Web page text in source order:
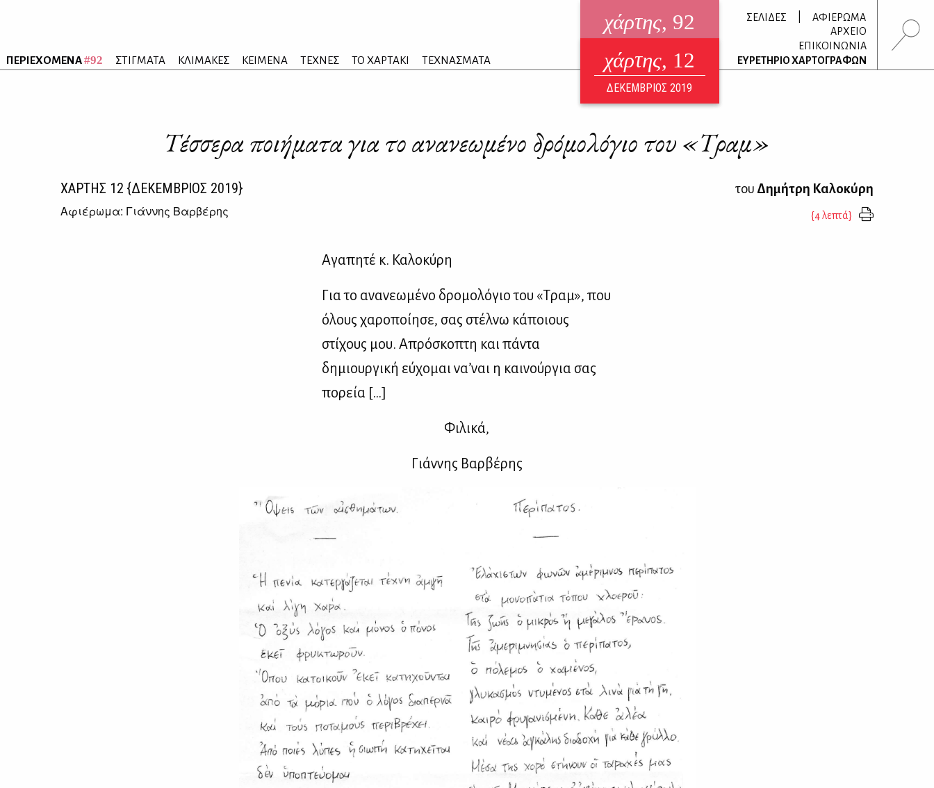
ΠΕΡΙΕΧΟΜΕΝΑ#92 ΣΤΙΓΜΑΤΑ ΚΛΙΜΑΚΕΣ ΚΕΙΜΕΝΑ ΤΕΧΝΕΣ ΤΟ ΧΑΡΤΑΚΙ ΤΕΧΝΑΣΜΑΤΑ
χάρτης, 92
ηλεκτρονικό περιοδικό
ΑΥΓΟΥΣΤΟΣ 2026
χάρτης, 12
ΔΕΚΕΜΒΡΙΟΣ 2019
ΣΕΛΙΔΕΣ
ΑΦΙΕΡΩΜΑ
ΑΡΧΕΙΟ
ΕΠΙΚΟΙΝΩΝΙΑ
ΕΥΡΕΤΗΡΙΟ ΧΑΡΤΟΓΡΑΦΩΝ
Τέσσερα ποιήματα για το ανανεωμένο δρόμολόγιο του «Τραμ»
ΧΑΡΤΗΣ 12 {ΔΕΚΕΜΒΡΙΟΣ 2019}
Αφιέρωμα: Γιάννης Βαρβέρης
του Δημήτρη Καλοκύρη
{4 λεπτά}
Αγαπητέ κ. Καλοκύρη
Για το ανανεωμένο δρομολόγιο του «Τραμ», που
όλους χαροποίησε, σας στέλνω κάποιους
στίχους μου. Απρόσκοπτη και πάντα
δημιουργική εύχομαι να’ναι η καινούργια σας
πορεία […]
Φιλικά,
Γιάννης Βαρβέρης